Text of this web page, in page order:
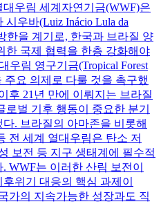
우림 세계자연기금(WWF)은
우바(Luiz Inácio Lula da
한을 계기로, 한국과 브라질 양
한 국제 협력을 한층 강화해야
우림 영구기금(Tropical Forest
주요 의제로 다룰 것을 촉구했
후 21년 만에 이뤄지는 브라질
벌 기후 행동이 중요한 분기
. 브라질의 아마존을 비롯해
전 세계 열대우림은 탄소 저
보전 등 지구 생태계에 필수적
WWF는 이러한 산림 보전이
위기 대응의 핵심 과제이
가의 지속가능한 성장과도 직